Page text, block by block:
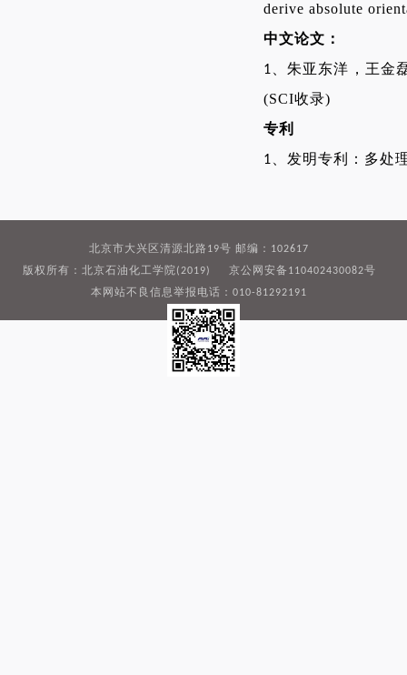
derive absolute
中文论文：
1 、朱亚东洋，王金
(SCI收录)
专利
1 发明专利：多处
北京市大兴区清源北路19号 邮编：102617
版权所有：北京石油化工学院(2019) 京公网安备110402430082号
本网站不良信息举报电话：010-81292191